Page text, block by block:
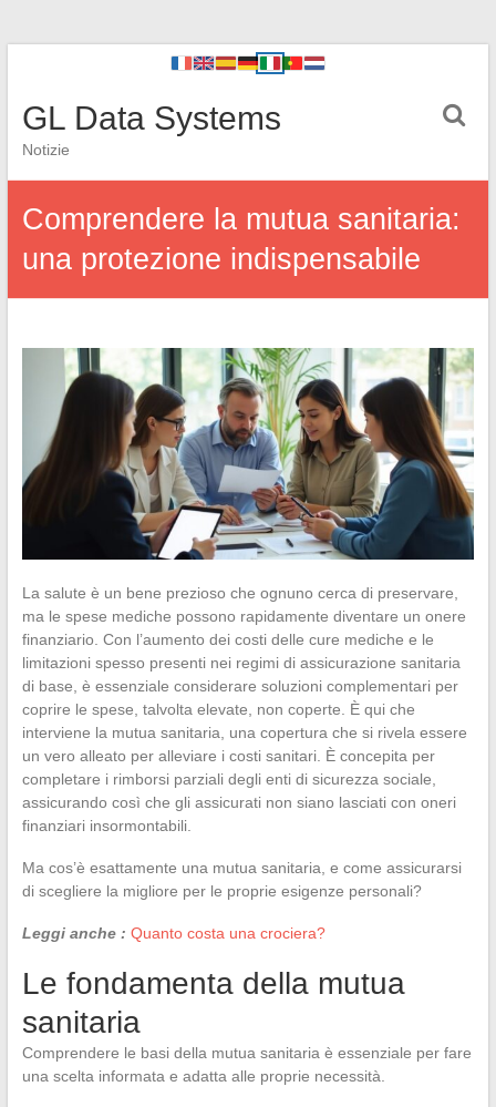
GL Data Systems
Notizie
Comprendere la mutua sanitaria:
una protezione indispensabile
La salute è un bene prezioso che ognuno cerca di preservare,
ma le spese mediche possono rapidamente diventare un onere
finanziario. Con l’aumento dei costi delle cure mediche e le
limitazioni spesso presenti nei regimi di assicurazione sanitaria
di base, è essenziale considerare soluzioni complementari per
coprire le spese, talvolta elevate, non coperte. È qui che
interviene la mutua sanitaria, una copertura che si rivela essere
un vero alleato per alleviare i costi sanitari. È concepita per
completare i rimborsi parziali degli enti di sicurezza sociale,
assicurando così che gli assicurati non siano lasciati con oneri
finanziari insormontabili.
Ma cos’è esattamente una mutua sanitaria, e come assicurarsi
di scegliere la migliore per le proprie esigenze personali?
Leggi anche : Quanto costa una crociera?
Le fondamenta della mutua
sanitaria
Comprendere le basi della mutua sanitaria è essenziale per fare
una scelta informata e adatta alle proprie necessità.